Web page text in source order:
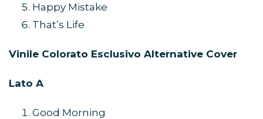
Happy Mistake
That’s Life
Vinile Colorato Esclusivo Alternative Cover
Lato A
Good Morning